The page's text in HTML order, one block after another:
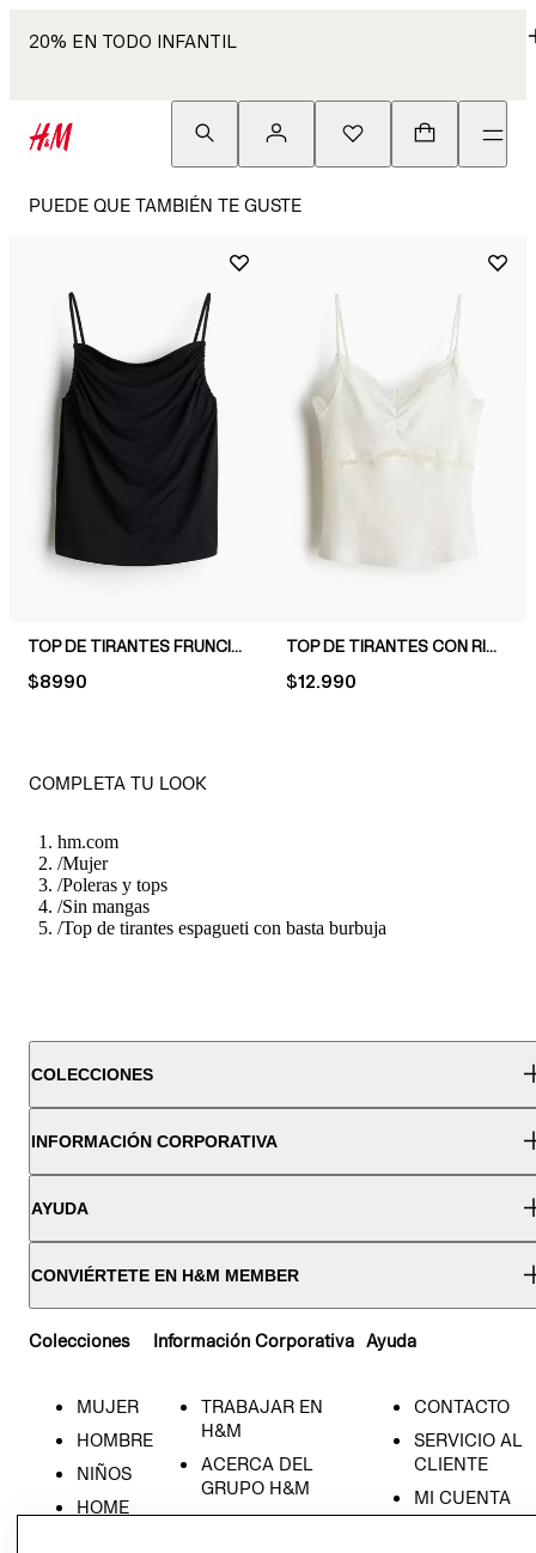
20% EN TODO INFANTIL
PUEDE QUE TAMBIÉN TE GUSTE
TOP DE TIRANTES FRUNCIDO
PRICE:
$8990
TOP DE TIRANTES CON RIBETE DE ENCAJE
PRICE:
$12.990
COMPLETA TU LOOK
hm.com
/Mujer
/Poleras y tops
/Sin mangas
/Top de tirantes espagueti con basta burbuja
COLECCIONES
INFORMACIÓN CORPORATIVA
AYUDA
CONVIÉRTETE EN H&M MEMBER
Colecciones
MUJER
HOMBRE
NIÑOS
HOME
Información Corporativa
TRABAJAR EN
H&M
ACERCA DEL
GRUPO H&M
RESPONSABILIDAD
Ayuda
CONTACTO
SERVICIO AL
CLIENTE
MI CUENTA